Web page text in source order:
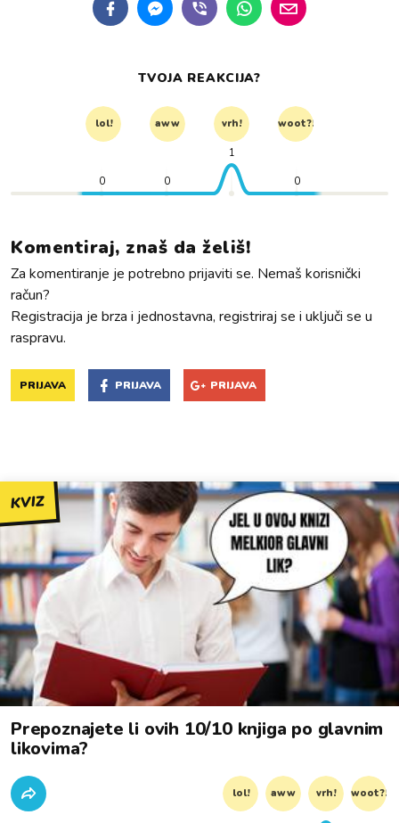
TVOJA REAKCIJA?
lol! aww vrh! woot?!
0 0
1
0
Komentiraj, znaš da želiš!
Za komentiranje je potrebno prijaviti se. Nemaš korisnički
račun?
Registracija je brza i jednostavna, registriraj se i uključi se u
raspravu.
PRIJAVA PRIJAVA PRIJAVA
KVIZ
Prepoznajete li ovih 10/10 knjiga po glavnim
likovima?
lol! aww vrh! woot?!